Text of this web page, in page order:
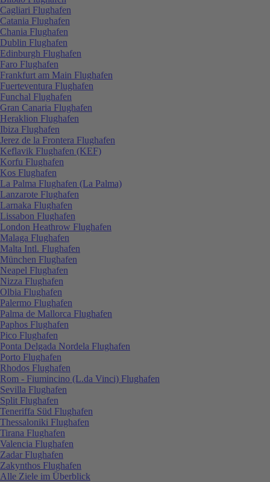
Cagliari Flughafen
Catania Flughafen
Chania Flughafen
Dublin Flughafen
Edinburgh Flughafen
Faro Flughafen
Frankfurt am Main Flughafen
Fuerteventura Flughafen
Funchal Flughafen
Gran Canaria Flughafen
Heraklion Flughafen
Ibiza Flughafen
Jerez de la Frontera Flughafen
Keflavik Flughafen (KEF)
Korfu Flughafen
Kos Flughafen
La Palma Flughafen (La Palma)
Lanzarote Flughafen
Larnaka Flughafen
Lissabon Flughafen
London Heathrow Flughafen
Malaga Flughafen
Malta Intl. Flughafen
München Flughafen
Neapel Flughafen
Nizza Flughafen
Olbia Flughafen
Palermo Flughafen
Palma de Mallorca Flughafen
Paphos Flughafen
Pico Flughafen
Ponta Delgada Nordela Flughafen
Porto Flughafen
Rhodos Flughafen
Rom - Fiumincino (L.da Vinci) Flughafen
Sevilla Flughafen
Split Flughafen
Teneriffa Süd Flughafen
Thessaloniki Flughafen
Tirana Flughafen
Valencia Flughafen
Zadar Flughafen
Zakynthos Flughafen
Alle Ziele im Überblick